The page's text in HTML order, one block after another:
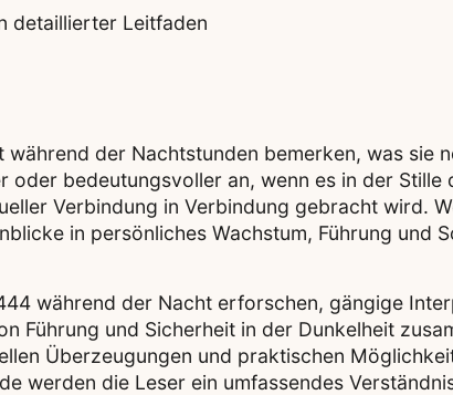
detaillierter Leitfaden
der Nachtstunden bemerken, was sie
oder bedeutungsvoller an, wenn es in der
Verbindung in Verbindung gebracht wird.
in persönliches Wachstum, Führung und
während der Nacht erforschen, gängige
Führung und Sicherheit in der Dunkelheit
Überzeugungen und praktischen
werden die Leser ein umfassendes